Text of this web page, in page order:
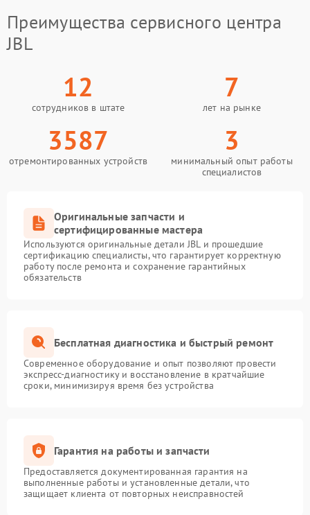
Преимущества сервисного центра
JBL
12
сотрудников в штате
7
лет на рынке
3587
отремонтированных устройств
3
минимальный опыт работы
специалистов
Оригинальные запчасти и
сертифицированные мастера
Используются оригинальные детали JBL и прошедшие
сертификацию специалисты, что гарантирует корректную
работу после ремонта и сохранение гарантийных
обязательств
Бесплатная диагностика и быстрый ремонт
Современное оборудование и опыт позволяют провести
экспресс-диагностику и восстановление в кратчайшие
сроки, минимизируя время без устройства
Гарантия на работы и запчасти
Предоставляется документированная гарантия на
выполненные работы и установленные детали, что
защищает клиента от повторных неисправностей